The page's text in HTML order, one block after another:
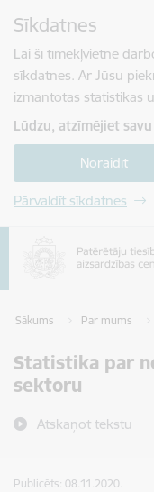
Sīkdatnes
Lai šī tīmekļvietne
sīkdatnes. Ar Jūsu
izmantotas statistikas
Lūdzu, atzīmējiet
Noraidīt
Pārvaldīt sīkdatnes
Sākums Par mums
Statistika par
sektoru
Atskaņot tekstu
Publicēts: 08.11.2020.